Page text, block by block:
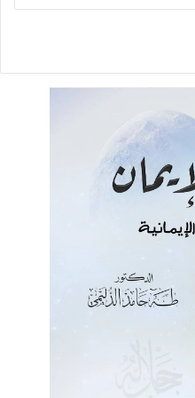
الضوء الأخضر لإطلاق
أن الذين قاموا بإطلاق سناوي
الحكومة! وليس شخصاً عادياً.
محافظة في العراق!
وبعض ما ارتكبه من جرائم، لا
صورة لا بأس بها عن
العراقية قامت باعتقال
من إيران. ونوه الوائلي إلى أن
سناوي اعترف خلال اعتقاله بارتكاب نحو (380) جريمة قتل وخطف،
أجنبية أخرى. موضحاً أن